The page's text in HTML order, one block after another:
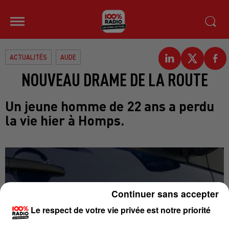
ACTUALITÉS AUDE
NOUVEAU DRAME DE LA ROUTE
Un jeune homme de 22 ans a perdu
la vie hier à Homps.
Le respect de votre vie privée est notre priorité
Continuer sans accepter